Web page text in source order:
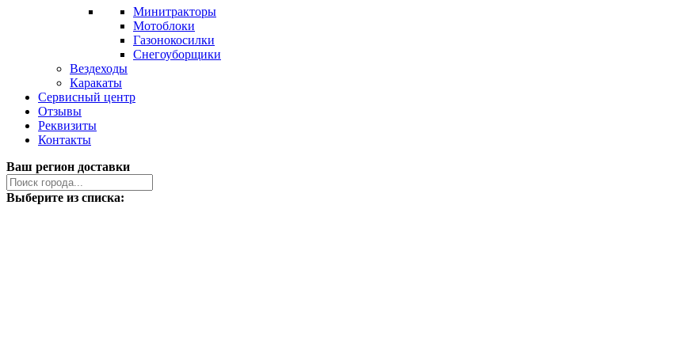
Минитракторы
Мотоблоки
Газонокосилки
Снегоуборщики
Вездеходы
Каракаты
Сервисный центр
Отзывы
Реквизиты
Контакты
Ваш регион доставки
Выберите из списка: